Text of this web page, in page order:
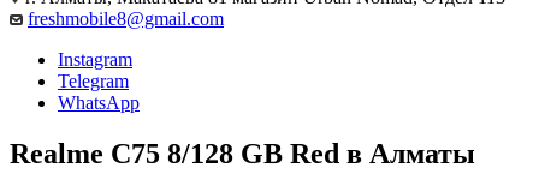
freshmobile8@gmail.com
Instagram
Telegram
WhatsApp
Realme С75 8/128 GB Red в Алматы